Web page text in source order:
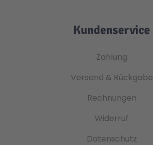
Kundenservice
Zahlung
Versand & Rückgabe
Rechnungen
Widerruf
Datenschutz